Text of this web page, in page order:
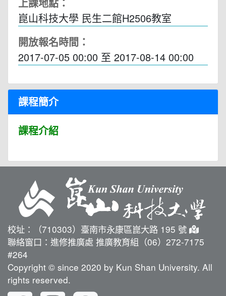
崑山科技大學 民生二館H2506教室
開放報名時間：
2017-07-05 00:00 至 2017-08-14 00:00
課程簡介
課程介紹
校址：（710303）臺南市永康區崑大路 195 號
聯絡窗口：進修推廣處 推廣教育組（06）272-7175
#264
Copyright © since 2020 by Kun Shan University. All
rights reserved.